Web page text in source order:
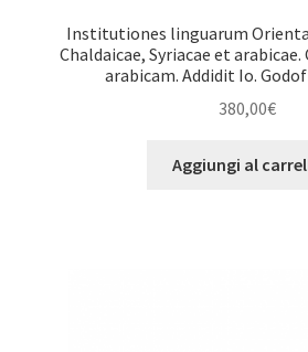
Institutiones linguarum
Chaldaicae, Syriacae et
arabicam. Addidit Io.
380,00€
Aggiungi al